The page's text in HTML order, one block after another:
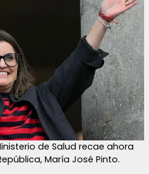
de Salud recae ahora
María José Pinto.